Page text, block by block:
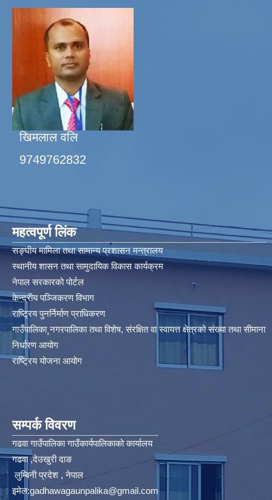
खिमलाल वलि
9749762832
महत्वपूर्ण लिंक
सङ्घीय मामिला तथा सामान्य प्रशासन मन्त्रालय
स्थानीय शासन तथा सामुदायिक विकास कार्यक्रम
नेपाल सरकारको पोर्टल
केन्द्रीय पञ्जिकरण विभाग
राष्ट्रिय पुनर्निर्माण प्राधिकरण
गाउँपालिका¸नगरपालिका तथा विशेष, संरक्षित वा स्वायत्त क्षेत्रको संख्या तथा सीमाना
निर्धारण आयोग​
राष्ट्रिय योजना आयोग
सम्पर्क विवरण
गढवा गाउँपालिका गाउँकार्यपालिकाको कार्यालय
गढवा ,देउखुरी दाङ
लुम्बिनी प्रदेश , नेपाल
इमेल:gadhawagaunpalika@gmail.com